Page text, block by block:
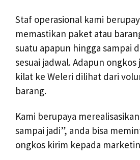
Staf operasional kami
memastikan paket atau
suatu apapun hingga sampai
sesuai jadwal. Adapun
kilat ke Weleri dilihat dari
barang.
Kami berupaya
sampai jadi”, anda bisa
ongkos kirim kepada